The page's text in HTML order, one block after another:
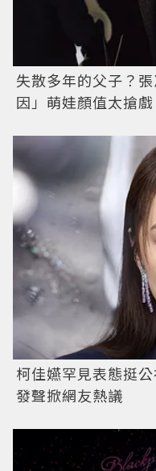
失散多年的父子？
因」萌娃顏值太搶
柯佳嬿罕見表態挺
發聲掀網友熱議